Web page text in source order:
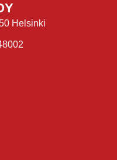
Helsinki